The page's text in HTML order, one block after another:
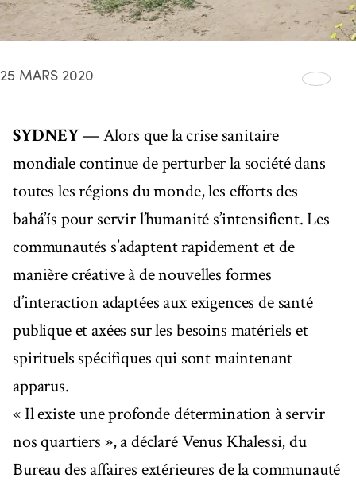
25 MARS 2020
SYDNEY— Alors que la crise sanitaire
mondiale continue de perturber la société dans
toutes les régions du monde, les efforts des
bahá’ís pour servir l’humanité s’intensifient. Les
communautés s’adaptent rapidement et de
manière créative à de nouvelles formes
d’interaction adaptées aux exigences de santé
publique et axées sur les besoins matériels et
spirituels spécifiques qui sont maintenant
apparus.
« Il existe une profonde détermination à servir
nos quartiers », a déclaré Venus Khalessi, du
Bureau des affaires extérieures de la communauté